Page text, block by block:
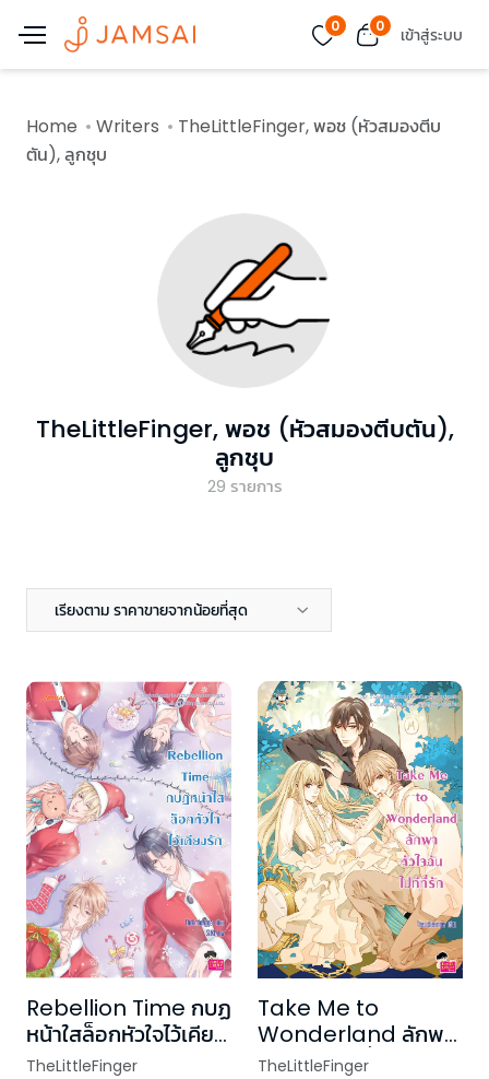
0 0 เข้าสู่ระบบ
Home Writers
TheLittleFinger, พอช (หัวสมองตีบ
ตัน), ลูกชุบ
TheLittleFinger, พอช (หัวสมองตีบตัน),
ลูกชุบ
29 รายการ
เรียงตาม ราคาขายจากน้อยที่สุด
Rebellion Time กบฏ
หน้าใสล็อกหัวใจไว้เคียง
รัก (ปกใหม่)
TheLittleFinger
Take Me to
Wonderland ลักพา
หัวใจฉันไปทีที่รัก
TheLittleFinger